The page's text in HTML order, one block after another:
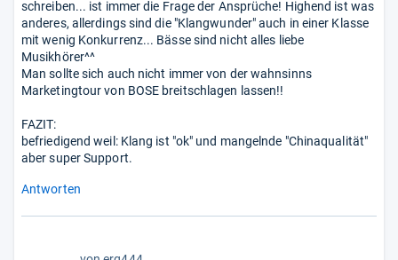
schreiben... ist immer die Frage der Ansprüche! Highend ist was
anderes, allerdings sind die "Klangwunder" auch in einer Klasse
mit wenig Konkurrenz... Bässe sind nicht alles liebe
Musikhörer^^
Man sollte sich auch nicht immer von der wahnsinns
Marketingtour von BOSE breitschlagen lassen!!
FAZIT:
befriedigend weil: Klang ist "ok" und mangelnde "Chinaqualität"
aber super Support.
Antworten